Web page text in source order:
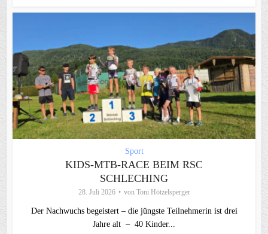
Sport
KIDS-MTB-RACE BEIM RSC
SCHLECHING
28. Juli 2026 von Toni Hötzelsperger
Der Nachwuchs begeistert – die jüngste Teilnehmerin ist drei
Jahre alt – 40 Kinder...